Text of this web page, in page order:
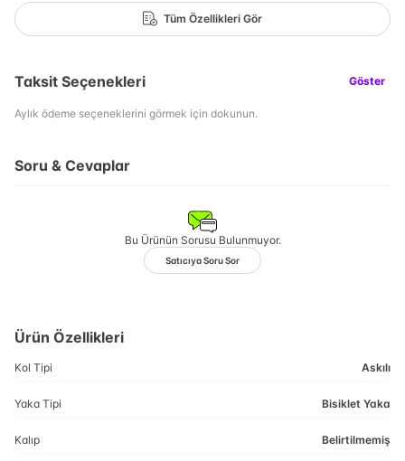
Tüm Özellikleri Gör
Taksit Seçenekleri Göster
Aylık ödeme seçeneklerini görmek için dokunun.
Soru & Cevaplar
Bu Ürünün Sorusu Bulunmuyor.
Satıcıya Soru Sor
Ürün Özellikleri
Kol Tipi Askılı
Yaka Tipi Bisiklet Yaka
Kalıp Belirtilmemiş